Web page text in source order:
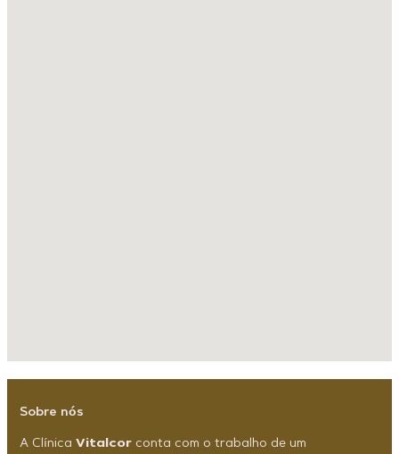
Sobre nós
A Clínica Vitalcor conta com o trabalho de um